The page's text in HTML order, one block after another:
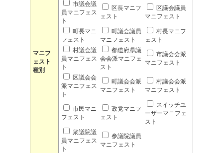
マニフ
ェスト
種別
市議会議
員マニフェス
ト
区長マニフ
ェスト
区議会議員
マニフェスト
町長マニ
フェスト
町議会議員
マニフェスト
村長マニフ
ェスト
村議会議
員マニフェス
ト
都道府県議
会会派マニフェ
スト
市議会会派
マニフェスト
区議会会
派マニフェス
ト
町議会会派
マニフェスト
村議会会派
マニフェスト
市民マニ
フェスト
政党マニフ
ェスト
スイッチユ
ーザーマニフェ
スト
衆議院議
員マニフェス
ト
参議院議員
マニフェスト